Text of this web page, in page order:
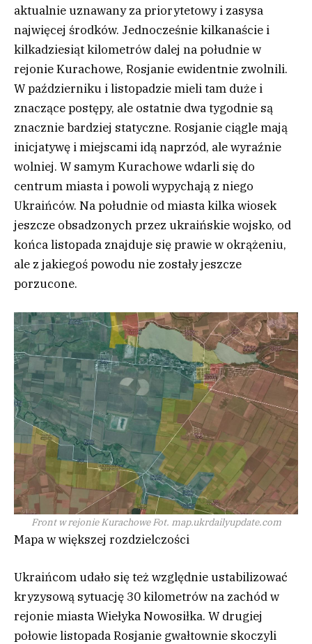
aktualnie uznawany za priorytetowy i zasysa
najwięcej środków. Jednocześnie kilkanaście i
kilkadziesiąt kilometrów dalej na południe w
rejonie Kurachowe, Rosjanie ewidentnie zwolnili.
W październiku i listopadzie mieli tam duże i
znaczące postępy, ale ostatnie dwa tygodnie są
znacznie bardziej statyczne. Rosjanie ciągle mają
inicjatywę i miejscami idą naprzód, ale wyraźnie
wolniej. W samym Kurachowe wdarli się do
centrum miasta i powoli wypychają z niego
Ukraińców. Na południe od miasta kilka wiosek
jeszcze obsadzonych przez ukraińskie wojsko, od
końca listopada znajduje się prawie w okrążeniu,
ale z jakiegoś powodu nie zostały jeszcze
porzucone.
Front w rejonie Kurachowe Fot. map.ukrdailyupdate.com
Mapa w większej rozdzielczości
Ukraińcom udało się też względnie ustabilizować
kryzysową sytuację 30 kilometrów na zachód w
rejonie miasta Wiełyka Nowosiłka. W drugiej
połowie listopada Rosjanie gwałtownie skoczyli